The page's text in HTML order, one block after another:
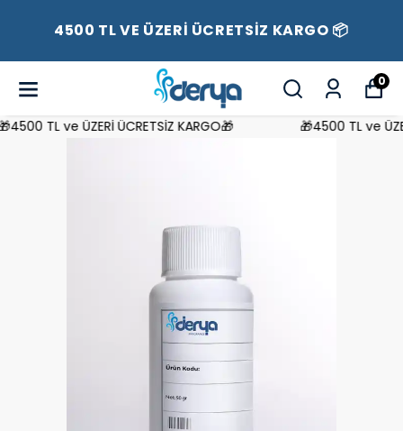
4500 TL VE ÜZERİ ÜCRETSİZ KARGO 📦
0
TL ve ÜZERİ ÜCRETSİZ KARGO🎁 🎁4500 TL ve